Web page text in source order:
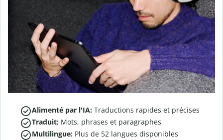
Alimenté par l'IA: Traductions rapides et précises
Traduit: Mots, phrases et paragraphes
Multilingue: Plus de 52 langues disponibles